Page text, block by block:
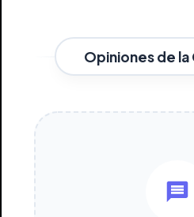
Opiniones de la